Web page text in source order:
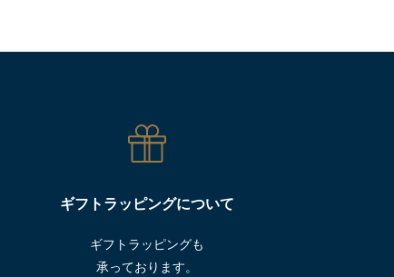
ギフトラッピングについて
ギフトラッピングも
承っております。